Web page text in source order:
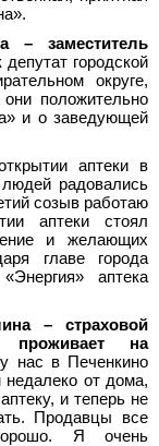
– заместитель
депутат городской
округе,
положительно
и о заведующей
аптеки в
радовались
созыв работаю
аптеки стоял
и желающих
главе города
аптека
– страховой
проживает на
нас в Печенкино
недалеко от дома,
и теперь не
Продавцы все
Я очень